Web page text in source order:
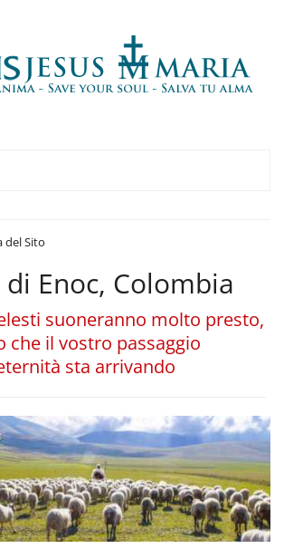
del Sito
Enoc, Colombia
suoneranno molto presto,
che il vostro passaggio
sta arrivando